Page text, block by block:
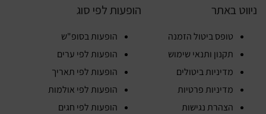
ניווט באתר
טופס ביטול הזמנה
תקנון ותנאי שימוש
מדיניות ביטולים
מדיניות פרטיות
הצהרת נגישות
הופעות לפי סוג
הופעות בסופ"ש
הופעות לפי ערים
הופעות לפי תאריך
הופעות לפי אולמות
הופעות לפי חגים